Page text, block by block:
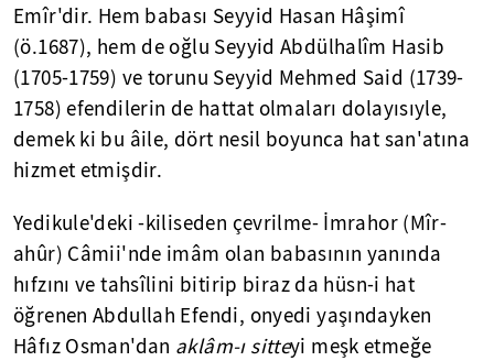
Emîr'dir. Hem babası Seyyid Hasan Hâşimî
(ö.1687), hem de oğlu Seyyid Abdülhalîm Hasib
(1705-1759) ve torunu Seyyid Mehmed Said (1739-
1758) efendilerin de hattat olmaları dolayısıyle,
demek ki bu âile, dört nesil boyunca hat san'atına
hizmet etmişdir.
Yedikule'deki -kiliseden çevrilme- İmrahor (Mîr-
ahûr) Câmii'nde imâm olan babasının yanında
hıfzını ve tahsîlini bitirip biraz da hüsn-i hat
öğrenen Abdullah Efendi, onyedi yaşındayken
Hâfız Osman'dan aklâm-ı sitteyi meşk etmeğe